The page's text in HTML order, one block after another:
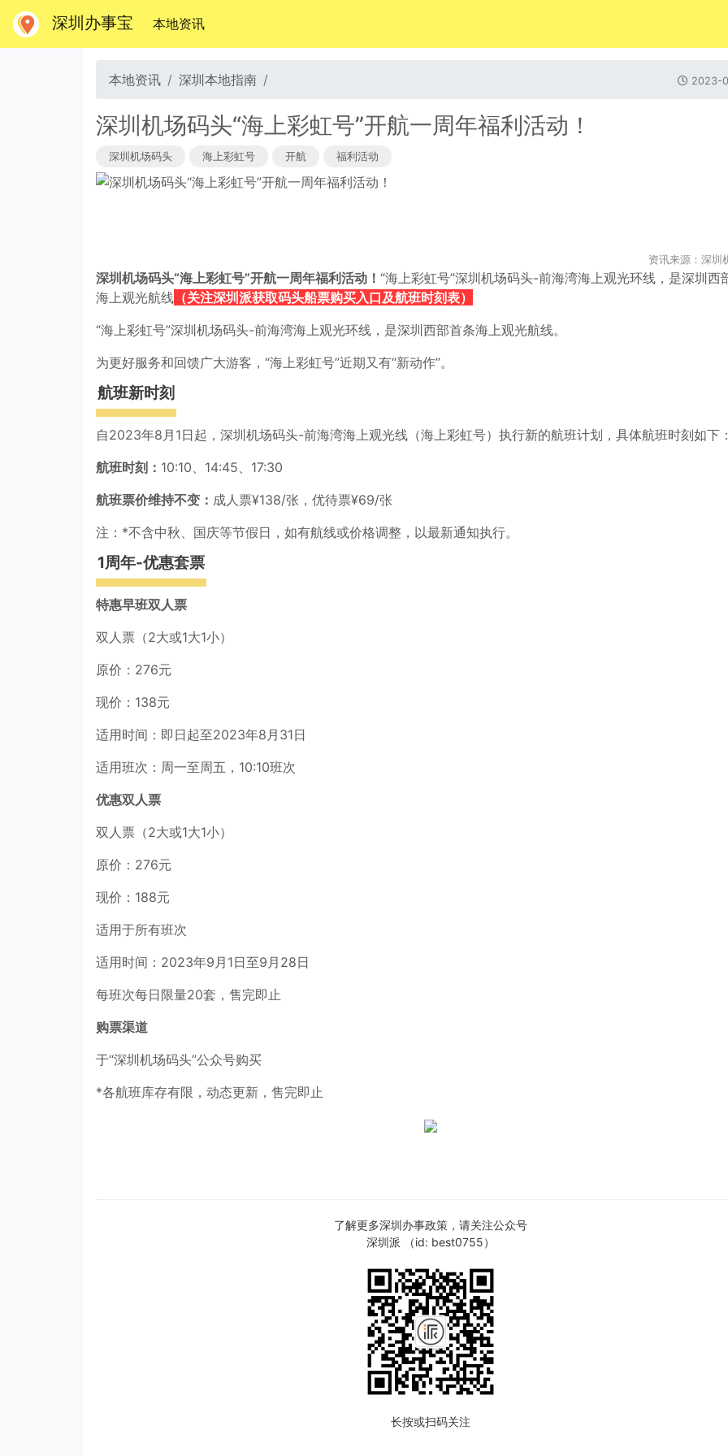
深圳办事宝 本地资讯(当前)
本地资讯 深圳本地指南 2023-
深圳机场码头“海上彩虹号”开航一周年福利活动！
深圳机场码头 海上彩虹号 开航 福利活动
资讯来源：深圳
深圳机场码头“海上彩虹号”开航一周年福利活动！ “海上彩虹号”深圳机场码头-前海湾海上观光环线， 是深圳西
海上观光航线 （关注深圳派获取码头船票购买入口及航班时刻表）
“海上彩虹号”深圳机场码头-前海湾海上观光环线，是深圳西部首条海上观光航线。
为更好服务和回馈广大游客，“海上彩虹号”近期又有“新动作”。
航班新时刻
自2023年8月1日起，深圳机场码头-前海湾海上观光线（海上彩虹号）执行新的航班计划，具体航班时刻如下
航班时刻： 10:10、14:45、17:30
航班票价维持不变： 成人票¥138/张，优待票¥69/张
注：*不含中秋、国庆等节假日，如有航线或价格调整，以最新通知执行。
1周年-优惠套票
特惠早班双人票
双人票（2大或1大1小）
原价：276元
现价：138元
适用时间：即日起至2023年8月31日
适用班次：周一至周五，10:10班次
优惠双人票
双人票（2大或1大1小）
原价：276元
现价：188元
适用于所有班次
适用时间：2023年9月1日至9月28日
每班次每日限量20套，售完即止
购票渠道
于“深圳机场码头”公众号购买
*各航班库存有限，动态更新，售完即止
了解更多深圳办事政策，请关注公众号
深圳派 （id: best0755）
长按或扫码关注